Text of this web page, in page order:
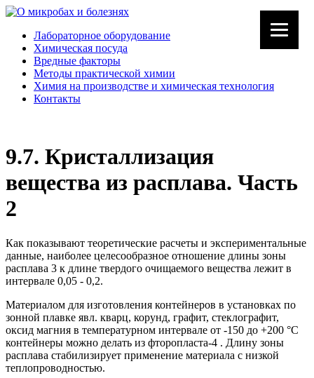
Лабораторное оборудование
Химическая посуда
Вредные факторы
Методы практической химии
Химия на производстве и химическая технология
Контакты
9.7. Кристаллизация
вещества из расплава. Часть
2
Как показывают теоретические расчеты и экспериментальные
данные, наиболее целесообразное отношение длины зоны
расплава 3 к длине твердого очищаемого вещества лежит в
интервале 0,05 - 0,2.
Материалом для изготовления контейнеров в установках по
зонной плавке явл. кварц, корунд, графит, стеклографит,
оксид магния в температурном интервале от -150 до +200 °С
контейнеры можно делать из фторопласта-4 . Длину зоны
расплава стабилизирует применение материала с низкой
теплопроводностью.